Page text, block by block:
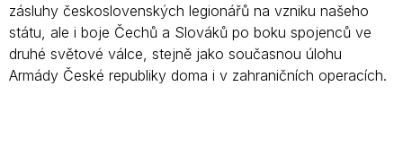
zásluhy československých legionářů na vzniku našeho
státu, ale i boje Čechů a Slováků po boku spojenců ve
druhé světové válce, stejně jako současnou úlohu
Armády České republiky doma i v zahraničních operacích.